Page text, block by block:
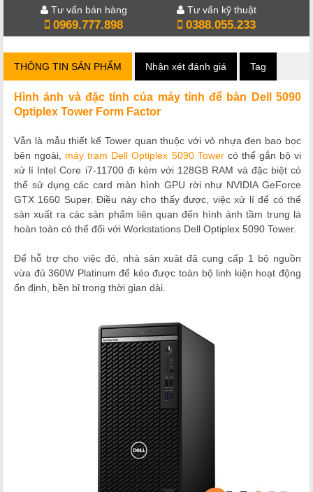
Tư vấn bán hàng
0969.777.898
Tư vấn kỹ thuật
0388.055.233
THÔNG TIN SẢN PHẨM Nhận xét đánh giá Tag
Hình ảnh và đặc tính của máy tính để bàn Dell 5090
Optiplex Tower Form Factor
Vẫn là mẫu thiết kế Tower quan thuộc với vỏ nhựa đen bao bọc
bên ngoài, máy trạm Dell Optiplex 5090 Towercó thể gắn bộ vi
xử lí Intel Core i7-11700 đi kèm với 128GB RAM và đặc biệt có
thể sử dụng các card màn hình GPU rời như NVIDIA GeForce
GTX 1660 Super. Điều này cho thấy được, việc xử lí để có thể
sản xuất ra các sản phẩm liên quan đến hình ảnh tầm trung là
hoàn toàn có thể đối với Workstations Dell Optiplex 5090 Tower.
Để hỗ trợ cho việc đó, nhà sản xuât đã cung cấp 1 bộ nguồn
vừa đủ 360W Platinum để kéo được toàn bộ linh kiện hoạt động
ổn định, bền bỉ trong thời gian dài.